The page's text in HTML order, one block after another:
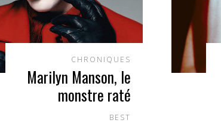
CHRONIQUES
Marilyn Manson, le
monstre raté
BEST